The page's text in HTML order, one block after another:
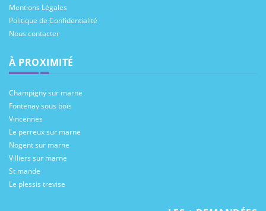
Mentions Légales
Politique de Confidentialité
Nous contacter
À PROXIMITÉ
Champigny sur marne
Fontenay sous bois
Vincennes
Le perreux sur marne
Nogent sur marne
Villiers sur marne
St mande
Le plessis trevise